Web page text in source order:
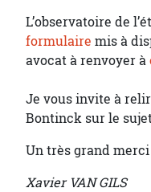
L’observatoire de
formulaire mis à
avocat à renvoyer à
Je vous invite à
Bontinck sur le
Un très grand merci
Xavier VAN GILS